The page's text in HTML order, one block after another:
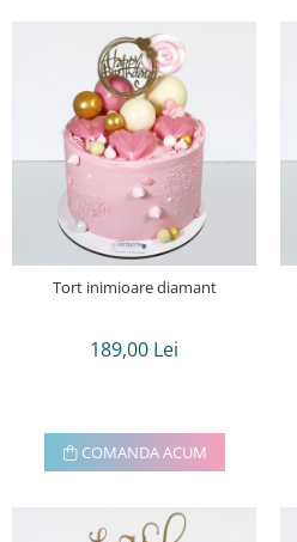
Tort inimioare diamant
189,00 Lei
COMANDA ACUM